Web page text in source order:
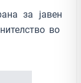
за јавен
во